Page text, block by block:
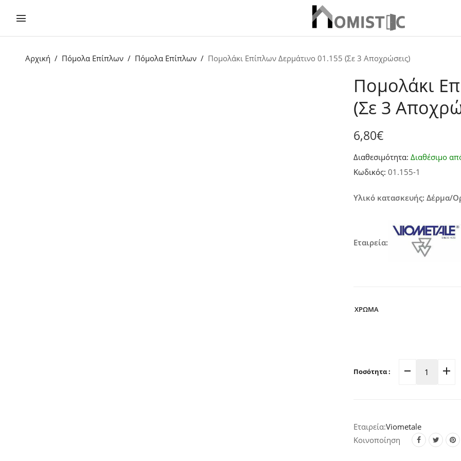
Αρχική Πόμολα Επίπλων Πόμολα Επίπλων Πομολάκι Επίπλων Δερμάτινο 01.155 (Σε 3 Αποχρώσεις)
Πομολάκι
(Σε 3
6,80€
Διαθεσιμότητα: Διαθέσιμο
Κωδικός: 01.155-1
Υλικό κατασκευής: Δέρμα/
Εταιρεία:
ΧΡΩΜΑ
Ποσότητα :
Πομολάκι
3
Viometale
Κοινοποίηση